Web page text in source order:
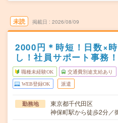
未読 掲載日 2026/08/09
2000円＊時短！日数×
し！社員サポート事務
職種未経験OK 交通費別途支給あり
WEB登録OK 派遣
勤務地
東京都千代田区
神保町駅から徒歩2分／